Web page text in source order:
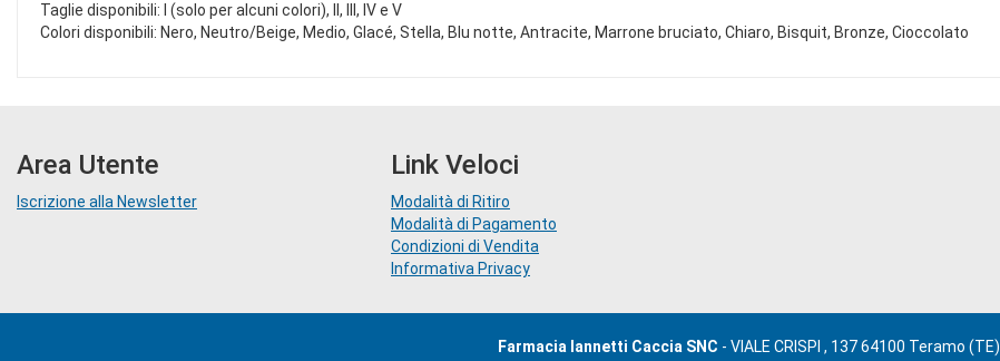
Taglie disponibili: I (solo per alcuni colori), II, III, IV e V
Colori disponibili: Nero, Neutro/Beige, Medio, Glacé, Stella, Blu notte, Antracite, Marrone bruciato, Chiaro, Bisquit, Bronze, Cioccolato
Area Utente
Iscrizione alla Newsletter
Link Veloci
Modalità di Ritiro
Modalità di Pagamento
Condizioni di Vendita
Informativa Privacy
Farmacia Iannetti Caccia SNC - VIALE CRISPI , 137 64100 Teramo (TE)